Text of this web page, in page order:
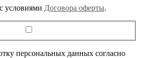
условиями Договора оферты.
персональных данных согласно